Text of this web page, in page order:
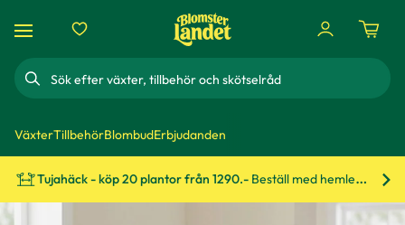
Sök
VäxterTillbehörBlombudErbjudanden
Tujahäck - köp 20 plantor från 1290.- Beställ med hemleverans!